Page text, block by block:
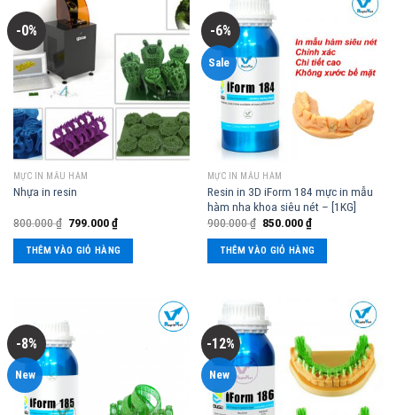
-0%
MỰC IN MẪU HÀM
Nhựa in resin
800.000₫ 799.000₫
THÊM VÀO GIỎ HÀNG
-6%
Sale
MỰC IN MẪU HÀM
Resin in 3D iForm 184 mực in mẫu
hàm nha khoa siêu nét – [1KG]
900.000₫ 850.000₫
THÊM VÀO GIỎ HÀNG
-8%
New
-12%
New